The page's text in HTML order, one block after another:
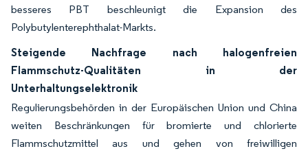
besseres PBT beschleunigt die Expansion des
Polybutylenterephthalat-Markts.
Steigende Nachfrage nach halogenfreien
Flammschutz-Qualitäten in der
Unterhaltungselektronik
Regulierungsbehörden in der Europäischen Union und China
weiten Beschränkungen für bromierte und chlorierte
Flammschutzmittel aus und gehen von freiwilligen